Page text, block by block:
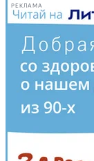
РЕКЛАМА